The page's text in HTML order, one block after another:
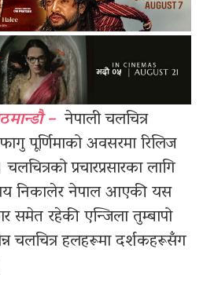
– नेपाली चलचित्र
पूर्णिमाको अवसरमा रिलिज
प्रचारप्रसारका लागि
निकालेर नेपाल आएकी यस
समेत रहेकी एन्जिला तुम्बापो
चलचित्र हलहरूमा दर्शकहरूसँग